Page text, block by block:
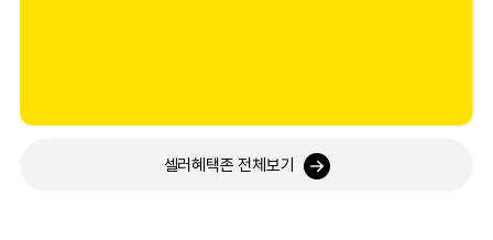
셀러혜택존 전체보기